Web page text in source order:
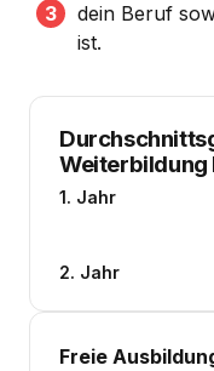
dein Beruf
ist.
1. Jahr
2. Jahr
Freie